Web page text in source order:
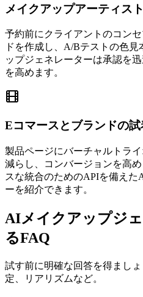
メイクアップアーティス
予約前にクライアントのコン
ドを作成し、A/Bテストの色
ップジェネレーターは承認を
を高めます。
Eコマースとブランドの試
製品ページにバーチャルトラ
減らし、コンバージョンを高
スな統合のためのAPIを備え
ーを紹介できます。
AIメイクアップジ
るFAQ
試す前に明確な回答を得まし
定、リアリズムなど。